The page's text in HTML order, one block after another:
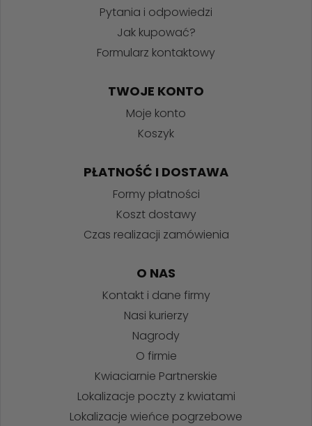
Pytania i odpowiedzi
Jak kupować?
Formularz kontaktowy
TWOJE KONTO
Moje konto
Koszyk
PŁATNOŚĆ I DOSTAWA
Formy płatności
Koszt dostawy
Czas realizacji zamówienia
O NAS
Kontakt i dane firmy
Nasi kurierzy
Nagrody
O firmie
Kwiaciarnie Partnerskie
Lokalizacje poczty z kwiatami
Lokalizacje wieńce pogrzebowe